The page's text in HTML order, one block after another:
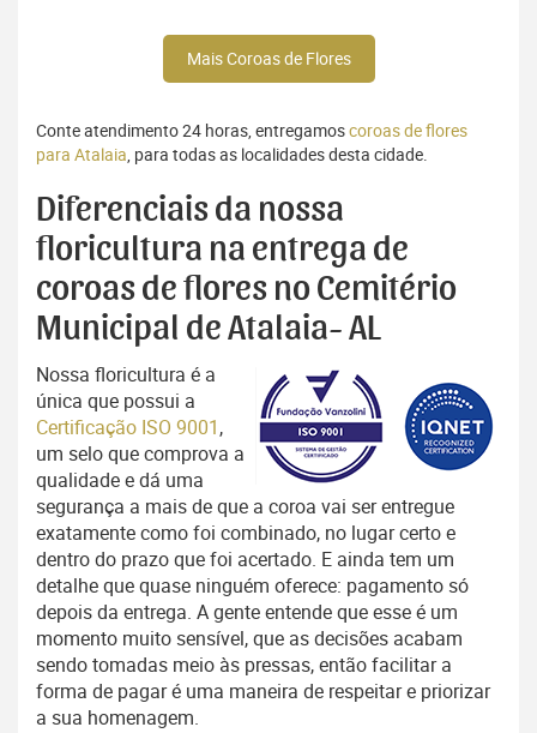
Mais Coroas de Flores
Conte atendimento 24 horas, entregamoscoroas de flores
para Atalaia, para todas as localidades desta cidade.
Diferenciais da nossa
floricultura na entrega de
coroas de flores no Cemitério
Municipal de Atalaia- AL
Nossa floricultura é a
única que possui a
Certificação ISO 9001,
um selo que comprova a
qualidade e dá uma
segurança a mais de que a coroa vai ser entregue
exatamente como foi combinado, no lugar certo e
dentro do prazo que foi acertado. E ainda tem um
detalhe que quase ninguém oferece: pagamento só
depois da entrega. A gente entende que esse é um
momento muito sensível, que as decisões acabam
sendo tomadas meio às pressas, então facilitar a
forma de pagar é uma maneira de respeitar e priorizar
a sua homenagem.